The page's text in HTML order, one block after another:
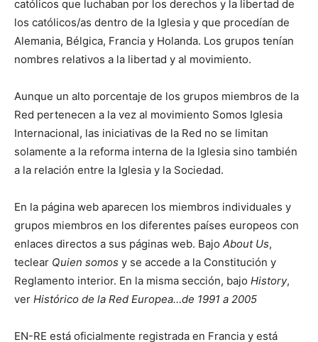
católicos que luchaban por los derechos y la libertad de
los católicos/as dentro de la Iglesia y que procedí­an de
Alemania, Bélgica, Francia y Holanda. Los grupos tenían
nombres relativos a la libertad y al movimiento.
Aunque un alto porcentaje de los grupos miembros de la
Red pertenecen a la vez al movimiento Somos Iglesia
Internacional, las iniciativas de la Red no se limitan
solamente a la reforma interna de la Iglesia sino también
a la relación entre la Iglesia y la Sociedad.
En la página web aparecen los miembros individuales y
grupos miembros en los diferentes paí­ses europeos con
enlaces directos a sus páginas web. Bajo About Us,
teclear Quien somos y se accede a la Constitución y
Reglamento interior. En la misma sección, bajo History,
ver Histórico de la Red Europea…de 1991 a 2005
EN-RE está oficialmente registrada en Francia y está